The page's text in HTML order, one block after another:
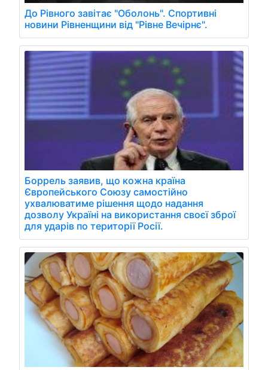
До Рівного завітає "Оболонь". Спортивні
новини Рівненщини від "Рівне Вечірнє".
Боррель заявив, що кожна країна
Європейського Союзу самостійно
ухвалюватиме рішення щодо надання
дозволу Україні на використання своєї зброї
для ударів по території Росії.